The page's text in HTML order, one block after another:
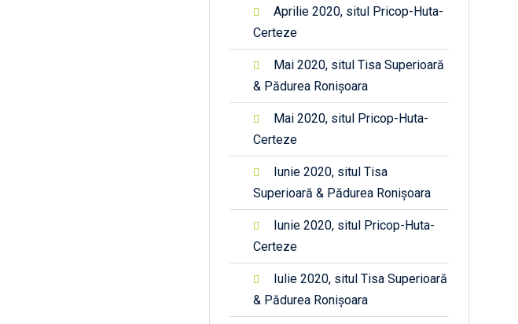
Aprilie 2020, situl Pricop-Huta-
Certeze
Mai 2020, situl Tisa Superioară
& Pădurea Ronișoara
Mai 2020, situl Pricop-Huta-
Certeze
Iunie 2020, situl Tisa
Superioară & Pădurea Ronișoara
Iunie 2020, situl Pricop-Huta-
Certeze
Iulie 2020, situl Tisa Superioară
& Pădurea Ronișoara